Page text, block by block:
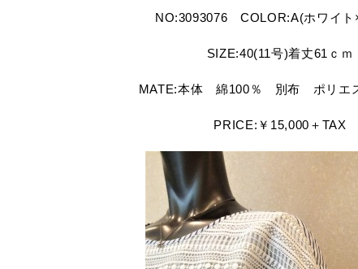
NO:3093076 COLOR:A(ホワイト
SIZE:40(11号)着丈61ｃｍ
MATE:本体 綿100％ 別布 ポリエ
PRICE:￥15,000＋TAX